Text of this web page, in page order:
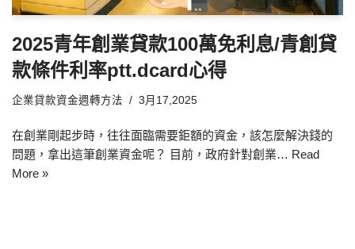
2025青年創業貸款100萬免利息/青創貸
款條件利率ptt.dcard心得
企業貸款資金週轉方法 3月17,2025
在創業剛起步時，往往面臨需要鉅額的資金，該怎麼解決錢的
問題，拿出這筆創業資金呢？ 目前，政府針對創業… Read
More »